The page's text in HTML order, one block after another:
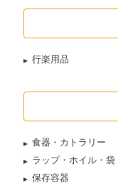
行楽用品
食器・カトラリー
ラップ・ホイル・袋
保存容器